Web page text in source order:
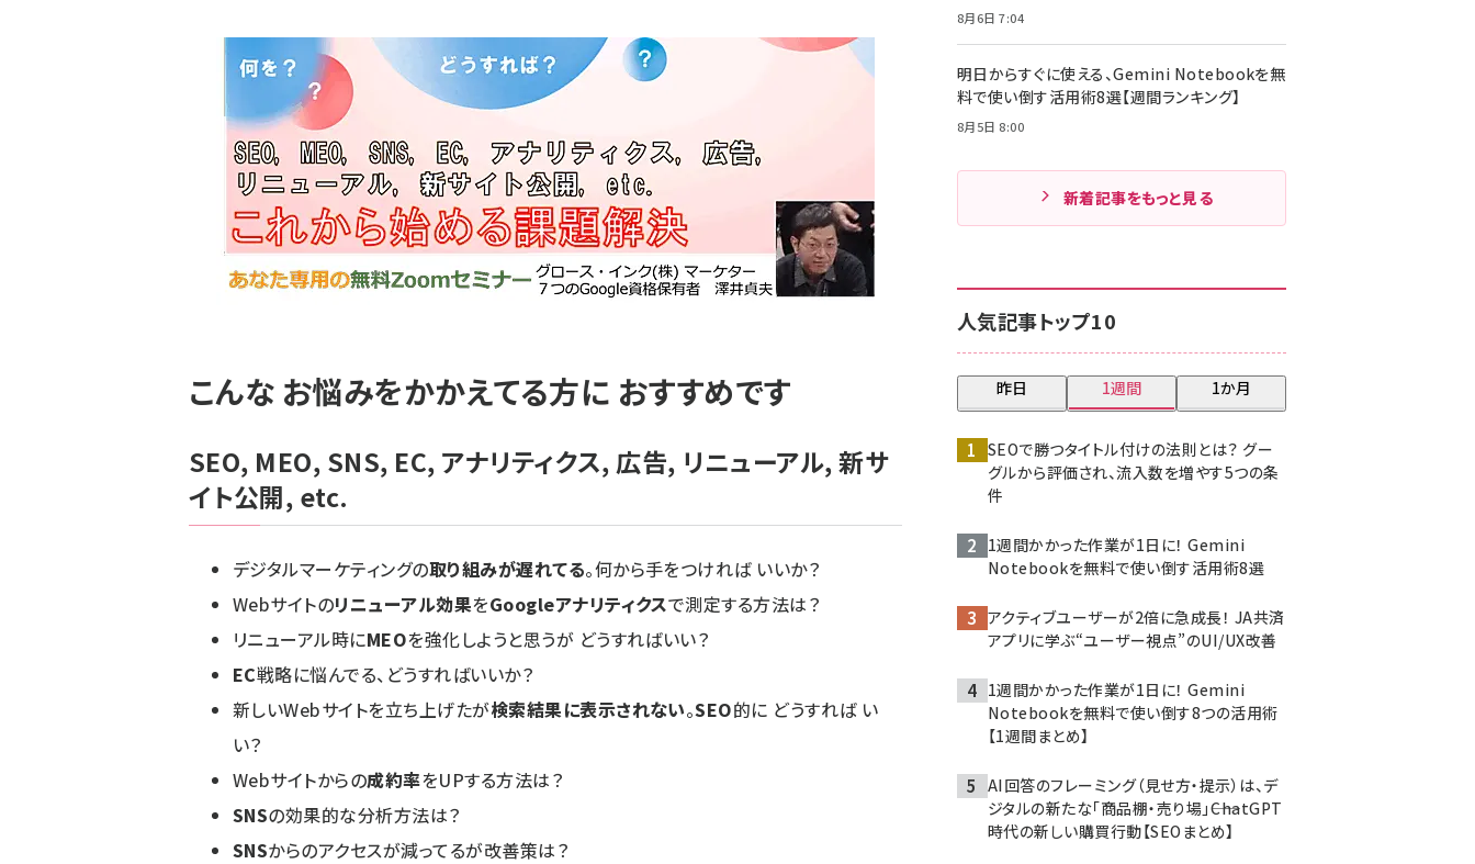
こんな お悩みをかかえてる方に おすすめです
SEO, MEO, SNS, EC, アナリティクス, 広告, リニューアル, 新サ
イト公開, etc.
デジタルマーケティングの取り組みが遅れてる。何から手をつければ いいか？
Webサイトのリニューアル効果をGoogleアナリティクスで測定する方法は？
リニューアル時にMEOを強化しようと思うが どうすればいい？
EC戦略に悩んでる、どうすればいいか？
新しいWebサイトを立ち上げたが検索結果に表示されない。SEO的に どうすれば い
い？
Webサイトからの成約率をUPする方法は？
SNSの効果的な分析方法は？
SNSからのアクセスが減ってるが改善策は？
8月6日 7:04
明日からすぐに使える、Gemini Notebookを無
料で使い倒す活用術8選【週間ランキング】
8月5日 8:00
新着記事をもっと見る
人気記事トップ10
昨日 1週間 1か月
SEOで勝つタイトル付けの法則とは？ グー
グルから評価され、流入数を増やす5つの条
件
1週間かかった作業が1日に！ Gemini
Notebookを無料で使い倒す活用術8選
アクティブユーザーが2倍に急成長！ JA共済
アプリに学ぶ“ユーザー視点”のUI/UX改善
1週間かかった作業が1日に！ Gemini
Notebookを無料で使い倒す8つの活用術
【1週間まとめ】
AI回答のフレーミング（見せ方・提示）は、デ
ジタルの新たな「商品棚・売り場」――ChatGPT
時代の新しい購買行動【SEOまとめ】